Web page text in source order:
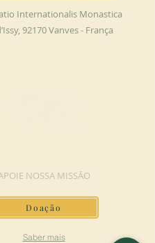
Internationalis Monastica
92170 Vanves - França
NOSSA MISSÃO
Doação
Saber mais